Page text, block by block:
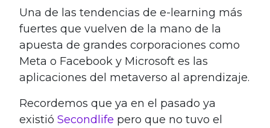
Una de las tendencias de e-learning más
fuertes que vuelven de la mano de la
apuesta de grandes corporaciones como
Meta o Facebook y Microsoft es las
aplicaciones del metaverso al aprendizaje.
Recordemos que ya en el pasado ya
existió Secondlife pero que no tuvo el